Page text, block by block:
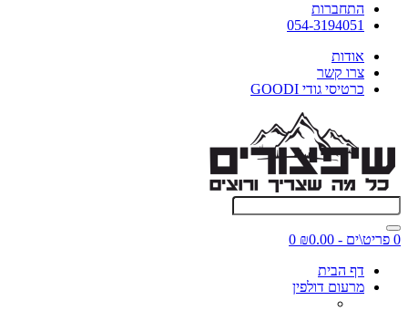
התחברות
054-3194051
אודות
צרו קשר
כרטיסי גודי GOODI
0 פריט\ים - ₪0.00
0
דף הבית
מרעום דולפין